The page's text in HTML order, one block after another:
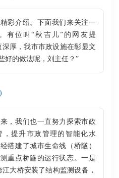
彩介绍。下面我们来关注一
有位叫“秋吉儿”的网友提
深厚，我市市政设施在彰显文
好的做法呢，刘主任？”
)
，我们也一直努力探索市政
，提升市政管理的智能化水
搭建了城市生命线（桥隧）
重点桥隧的运行状态。一是
大桥安装了结构监测设备，